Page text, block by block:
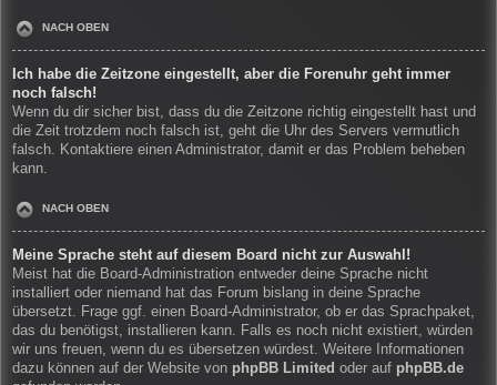
NACH OBEN
Ich habe die Zeitzone eingestellt, aber die Forenuhr geht immer
noch falsch!
Wenn du dir sicher bist, dass du die Zeitzone richtig eingestellt hast und
die Zeit trotzdem noch falsch ist, geht die Uhr des Servers vermutlich
falsch. Kontaktiere einen Administrator, damit er das Problem beheben
kann.
NACH OBEN
Meine Sprache steht auf diesem Board nicht zur Auswahl!
Meist hat die Board-Administration entweder deine Sprache nicht
installiert oder niemand hat das Forum bislang in deine Sprache
übersetzt. Frage ggf. einen Board-Administrator, ob er das Sprachpaket,
das du benötigst, installieren kann. Falls es noch nicht existiert, würden
wir uns freuen, wenn du es übersetzen würdest. Weitere Informationen
dazu können auf der Website von phpBB Limited oder auf phpBB.de